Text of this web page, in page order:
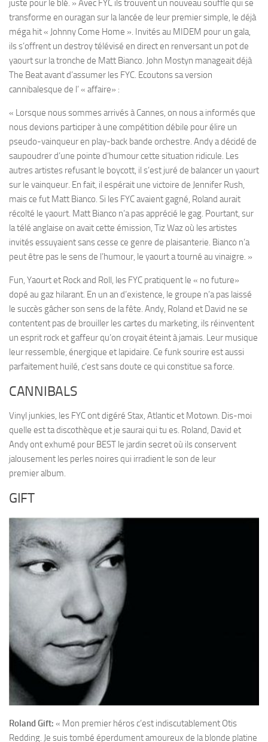
juste pour le blé. » Avec FYC ils trouvent un nouveau souffle qui se
transforme en ouragan sur la lancée de leur premier simple, le déjà
méga hit « Johnny Come Home ». Invités au MIDEM pour un gala,
ils s’offrent un destroy télévisé en direct en renversant un pot de
yaourt sur la tronche de Matt Bianco. John Mostyn manageait déjà
The Beat avant d’assumer les FYC. Ecoutons sa version
cannibalesque de l’ « affaire» :
« Lorsque nous sommes arrivés à Cannes, on nous a informés que
nous devions participer à une compétition débile pour élire un
pseudo-vainqueur en play-back bande orchestre. Andy a décidé de
saupoudrer d’une pointe d’humour cette situation ridicule. Les
autres artistes refusant le boycott, il s’est juré de balancer un yaourt
sur le vainqueur. En fait, il espérait une victoire de Jennifer Rush,
mais ce fut Matt Bianco. Si les FYC avaient gagné, Roland aurait
récolté le yaourt. Matt Bianco n’a pas apprécié le gag. Pourtant, sur
la télé anglaise on avait cette émission, Tiz Waz où les artistes
invités essuyaient sans cesse ce genre de plaisanterie. Bianco n’a
peut être pas le sens de l’humour, le yaourt a tourné au vinaigre. »
Fun, Yaourt et Rock and Roll, les FYC pratiquent le « no future»
dopé au gaz hilarant. En un an d’existence, le groupe n’a pas laissé
le succès gâcher son sens de la fête. Andy, Roland et David ne se
contentent pas de brouiller les cartes du marketing, ils réinventent
un esprit rock et gaffeur qu’on croyait éteint à jamais. Leur musique
leur ressemble, énergique et lapidaire. Ce funk sourire est aussi
parfaitement huilé, c’est sans doute ce qui constitue sa force.
CANNIBALS
Vinyl junkies, les FYC ont digéré Stax, Atlantic et Motown. Dis-moi
quelle est ta discothèque et je saurai qui tu es. Roland, David et
Andy ont exhumé pour BEST le jardin secret où ils conservent
jalousement les perles noires qui irradient le son de leur
premier album.
GIFT
Roland Gift: « Mon premier héros c’est indiscutablement Otis
Redding. Je suis tombé éperdument amoureux de la blonde platine